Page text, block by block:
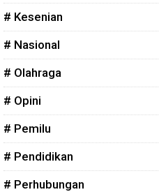
# Kesenian
# Nasional
# Olahraga
# Opini
# Pemilu
# Pendidikan
# Perhubungan